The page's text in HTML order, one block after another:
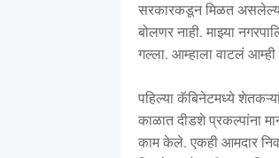
सरकारकडून मिळत असलेल्या
बोलणर नाही. माझ्या
गल्ला. आम्हाला वाटलं
पहिल्या कॅबिनेटमध्ये
काळात दीडशे प्रकल्पांना
काम केले. एकही आमदार